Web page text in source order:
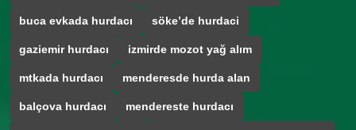
buca evkada hurdacı söke’de hurdaci
gaziemir hurdacı izmirde mozot yağ alım
mtkada hurdacı menderesde hurda alan
balçova hurdacı mendereste hurdacı